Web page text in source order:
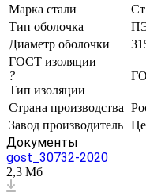
Марка стали
Тип оболочка
Диаметр оболочки
ГОСТ изоляции
?
Тип изоляции
Страна производства
Завод производитель
Документы
gost_30732-2020
2,3 Мб